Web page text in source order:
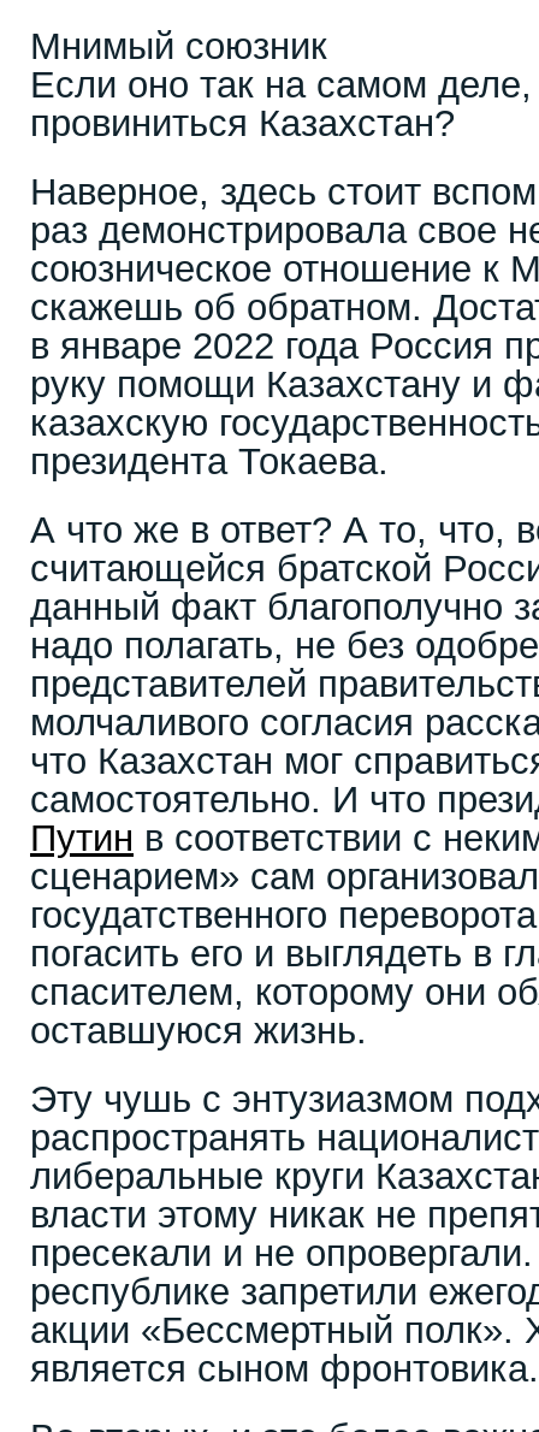
Мнимый союзник
Если оно так на самом
провиниться Казахстан?
Наверное, здесь стоит
раз демонстрировала свое
союзническое отношение к
скажешь об обратном.
в январе 2022 года Россия
руку помощи Казахстану и
казахскую
президента Токаева.
А что же в ответ? А то, что,
считающейся братской
данный факт благополучно
надо полагать, не без
представителей
молчаливого согласия
что Казахстан мог
самостоятельно. И что
Путин в соответствии с
сценарием» сам
госудатственного
погасить его и выглядеть в
спасителем, которому они
оставшуюся жизнь.
Эту чушь с энтузиазмом
распространять
либеральные круги
власти этому никак не
пресекали и не
республике запретили
акции «Бессмертный полк».
является сыном фронтовика.